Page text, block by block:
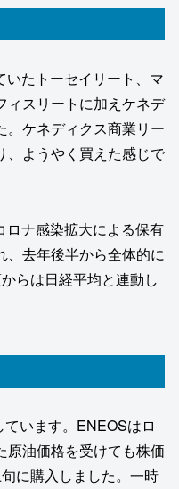
たトーセイリート、マ
ィスリートに加えケネデ
。ケネディクス商業リー
、ようやく買えた感じで
ロナ感染拡大による保有
、去年後半から全体的に
らは日経平均と連動し
います。ENEOSはロ
原油価格を受けても株価
に購入しました。一時